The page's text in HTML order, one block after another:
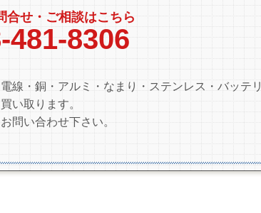
合せ・ご相談はこちら
481-8306
線・銅・アルミ・なまり・ステンレス・バッテリ
い取ります。
問い合わせ下さい。